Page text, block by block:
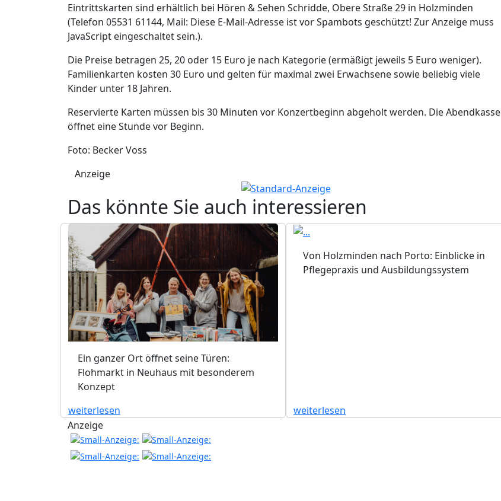
Eintrittskarten sind erhältlich bei Hören & Sehen Schridde, Obere Straße 29 in Holzminden
(Telefon 05531 61144, Mail: Diese E-Mail-Adresse ist vor Spambots geschützt! Zur Anzeige muss
JavaScript eingeschaltet sein.).
Die Preise betragen 25, 20 oder 15 Euro je nach Kategorie (ermäßigt jeweils 5 Euro weniger).
Familienkarten kosten 30 Euro und gelten für maximal zwei Erwachsene sowie beliebig viele
Kinder unter 18 Jahren.
Reservierte Karten müssen bis 30 Minuten vor Konzertbeginn abgeholt werden. Die Abendkasse
öffnet eine Stunde vor Beginn.
Foto: Becker Voss
Anzeige
Das könnte Sie auch interessieren
Ein ganzer Ort öffnet seine Türen:
Flohmarkt in Neuhaus mit besonderem
Konzept
weiterlesen
Von Holzminden nach Porto: Einblicke in
Pflegepraxis und Ausbildungssystem
weiterlesen
Anzeige